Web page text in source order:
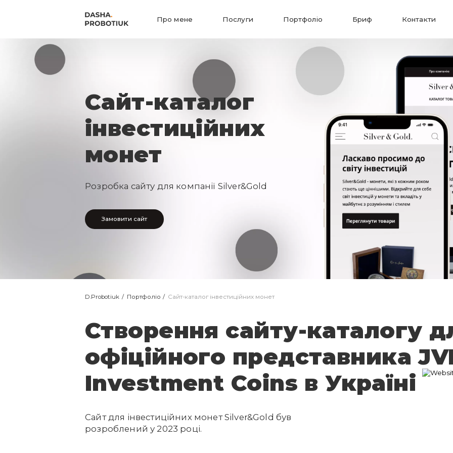
Про мене Послуги Портфоліо Бриф Контакти
Сайт-каталог
інвестиційних
монет
Розробка сайту для компанії Silver&Gold
Замовити сайт
D.Probotiuk Портфоліо Сайт-каталог інвестиційних монет
Створення сайту-каталогу
офіційного представника
Investment Coins в Україні
Сайт для інвестиційних монет Silver&Gold був
розроблений у 2023 році.
Надіслати
Заявка не надіслана
Дякую!
Вашу заявку відправлено, я зв'яжуся з